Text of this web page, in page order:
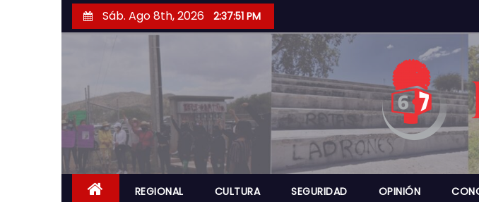
a
r
a
l
Sáb. Ago 8th, 2026 2:37:52 PM
REGIONAL CULTURA SEGURIDAD OPINIÓN